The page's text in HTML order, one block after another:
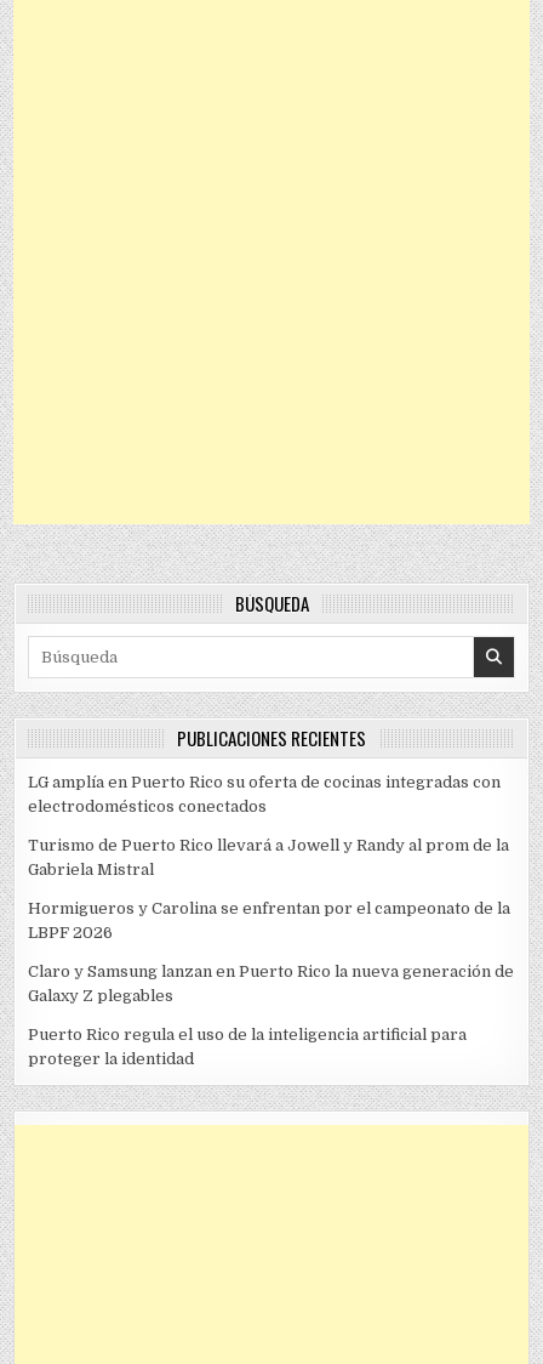
BÚSQUEDA
Search for:
PUBLICACIONES RECIENTES
LG amplía en Puerto Rico su oferta de cocinas integradas con
electrodomésticos conectados
Turismo de Puerto Rico llevará a Jowell y Randy al prom de la
Gabriela Mistral
Hormigueros y Carolina se enfrentan por el campeonato de la
LBPF 2026
Claro y Samsung lanzan en Puerto Rico la nueva generación de
Galaxy Z plegables
Puerto Rico regula el uso de la inteligencia artificial para
proteger la identidad